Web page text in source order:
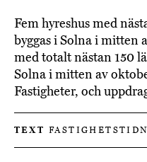
Fem hyreshus med
byggas i Solna i mitten
med totalt nästan 150
Solna i mitten av
Fastigheter, och
TEXT